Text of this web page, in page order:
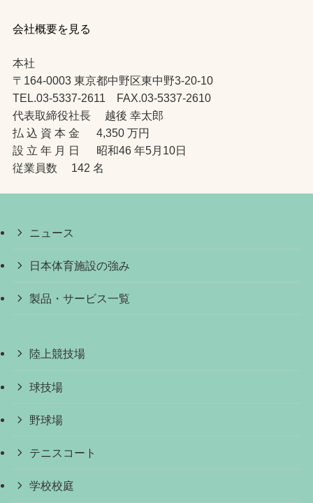
会社概要を見る
本社
〒164-0003 東京都中野区東中野3-20-10
TEL.03-5337-2611 FAX.03-5337-2610
代表取締役社長 越後 幸太郎
払 込 資 本 金 4,350 万円
設 立 年 月 日 昭和46 年5月10日
従業員数 142 名
ニュース
日本体育施設の強み
製品・サービス一覧
陸上競技場
球技場
野球場
テニスコート
学校校庭